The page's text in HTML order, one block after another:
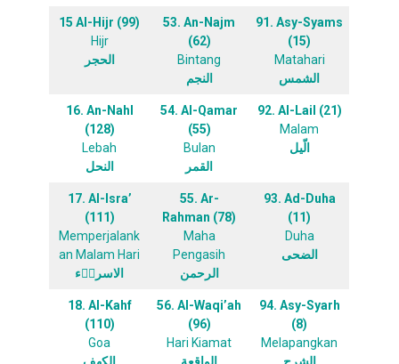
15 Al-Hijr (99)
Hijr
الحجر
53. An-Najm
(62)
Bintang
النجم
91. Asy-Syams
(15)
Matahari
الشمس
16. An-Nahl
(128)
Lebah
النحل
54. Al-Qamar
(55)
Bulan
القمر
92. Al-Lail (21)
Malam
الّيل
17. Al-Isra’
(111)
Memperjalank
an Malam Hari
الاسراۤء
55. Ar-
Rahman (78)
Maha
Pengasih
الرحمن
93. Ad-Duha
(11)
Duha
الضحى
18. Al-Kahf
(110)
Goa
56. Al-Waqi’ah
(96)
Hari Kiamat
94. Asy-Syarh
(8)
Melapangkan